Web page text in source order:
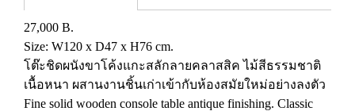
27,000 B.
Size: W120 x D47 x H76 cm.
โต๊ะชิดผนังขาโค้งแกะสลักลายคลาสสิค ไม้สีธรรมชาติ
เนื้อหนา ผสานงานชิ้นเก่าเข้ากับห้องสมัยใหม่อย่างลงตัว
Fine solid wooden console table antique finishing. Classic